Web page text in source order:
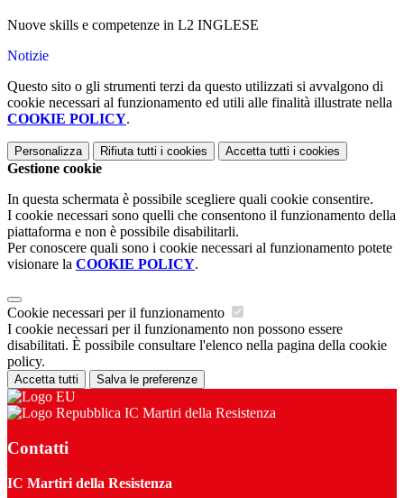
Nuove skills e competenze in L2 INGLESE
Notizie
Questo sito o gli strumenti terzi da questo utilizzati si avvalgono di
cookie necessari al funzionamento ed utili alle finalità illustrate nella
COOKIE POLICY.
Personalizza Rifiuta tutti i cookies Accetta tutti i cookies
Gestione cookie
In questa schermata è possibile scegliere quali cookie consentire.
I cookie necessari sono quelli che consentono il funzionamento della
piattaforma e non è possibile disabilitarli.
Per conoscere quali sono i cookie necessari al funzionamento potete
visionare la COOKIE POLICY.
Cookie necessari per il funzionamento
I cookie necessari per il funzionamento non possono essere
disabilitati. È possibile consultare l'elenco nella pagina della cookie
policy.
Accetta tutti Salva le preferenze
IC Martiri della Resistenza
Contatti
IC Martiri della Resistenza